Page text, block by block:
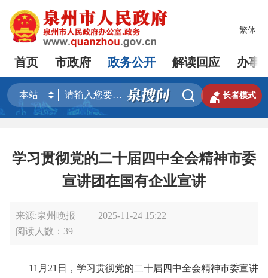
繁体
首页 市政府 政务公开 解读回应 办事
  长者模式
学习贯彻党的二十届四中全会精神市委
宣讲团在国有企业宣讲
来源:泉州晚报
2025-11-24 15:22
阅读人数： 39
11月21日，学习贯彻党的二十届四中全会精神市委宣讲